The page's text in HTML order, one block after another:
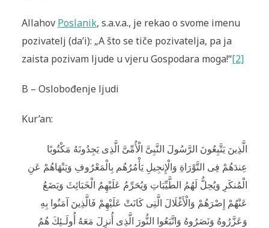
Allahov Poslanik, s.a.v.a., je rekao o svome imenu
pozivatelj (da’i): „A što se tiče pozivatelja, pa ja
zaista pozivam ljude u vjeru Gospodara moga!“[2]
B – Oslobođenje ljudi
Kur’an:
الَّذِينَ يَتَّبِعُونَ الرَّسُولَ النَّبِىَّ الْأُمِّىَّ الَّذِى يَجِدُونَهُ مَكْتُوبًا
عِندَهُمْ فِى التَّوْرَاةِ وَالْإِنجِيلِ يَأْمُرُهُم بِالْمَعْرُوفِ وَيَنْهَاهُمْ عَنِ
الْمُنكَرِ وَيُحِلُّ لَهُمُ الطَّيِّبَاتِ وَيُحَرِّمُ عَلَيْهِمُ الْخَبَائِثَ وَيَضَعُ
عَنْهُمْ إِصْرَهُمْ وَالْأَغْلَالَ الَّتِى كَانَتْ عَلَيْهِمْ فَالَّذِينَ آمَنُوا بِهِ
وَعَزَّرُوهُ وَنَصَرُوهُ وَاتَّبَعُوا النُّورَ الَّذِى أُنزِلَ مَعَهُ أُولَـئِكَ هُمُ